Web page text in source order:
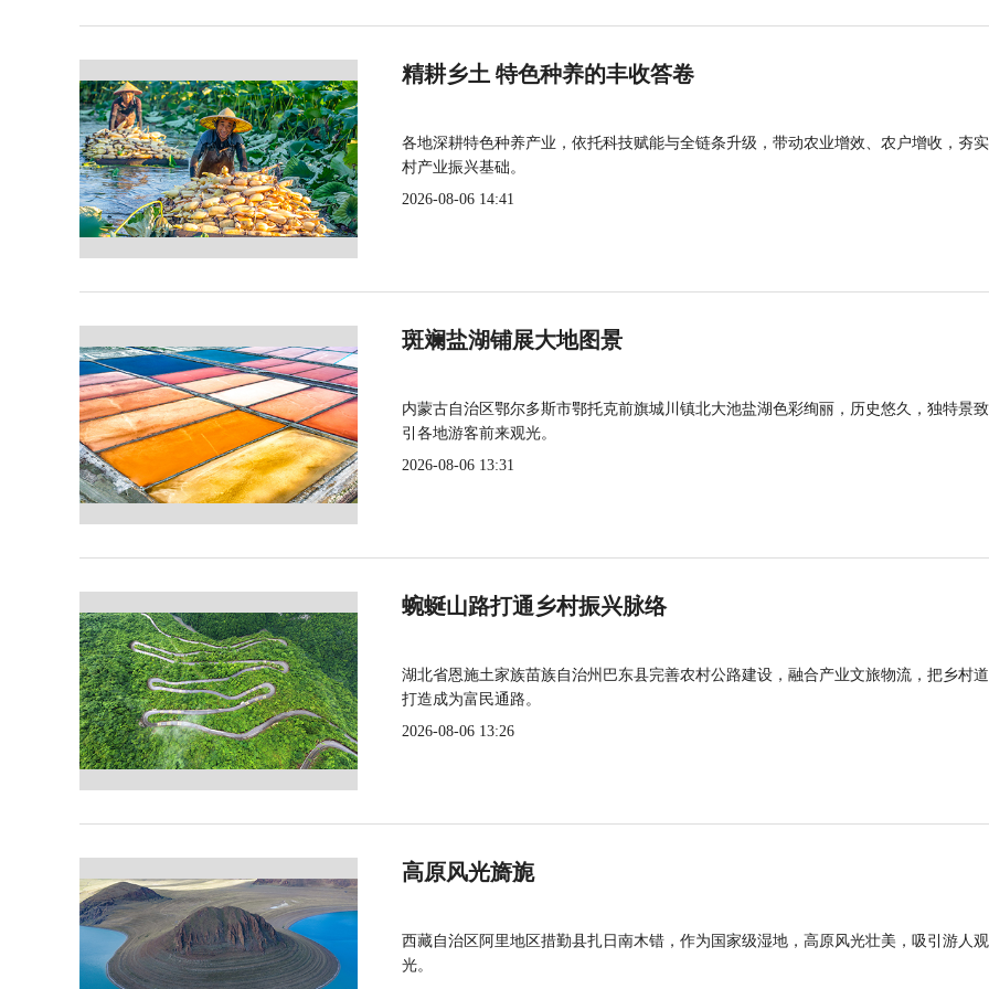
精耕乡土 特色种养的丰收答卷
各地深耕特色种养产业，依托科技赋能与全链条升级，带动农业增效、农户增收，夯
村产业振兴基础。
2026-08-06 14:41
斑斓盐湖铺展大地图景
内蒙古自治区鄂尔多斯市鄂托克前旗城川镇北大池盐湖色彩绚丽，历史悠久，独特景
引各地游客前来观光。
2026-08-06 13:31
蜿蜒山路打通乡村振兴脉络
湖北省恩施土家族苗族自治州巴东县完善农村公路建设，融合产业文旅物流，把乡村
打造成为富民通路。
2026-08-06 13:26
高原风光旖旎
西藏自治区阿里地区措勤县扎日南木错，作为国家级湿地，高原风光壮美，吸引游人观
光。